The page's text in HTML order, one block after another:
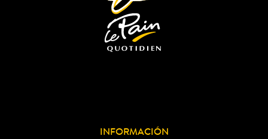
INFORMACIÓN